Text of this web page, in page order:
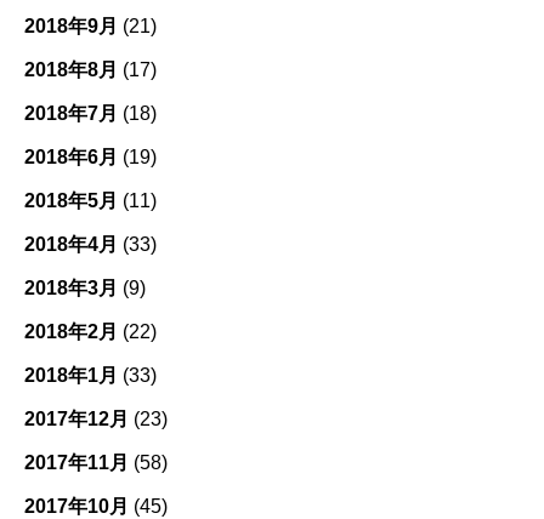
2018年9月 (21)
2018年8月 (17)
2018年7月 (18)
2018年6月 (19)
2018年5月 (11)
2018年4月 (33)
2018年3月 (9)
2018年2月 (22)
2018年1月 (33)
2017年12月 (23)
2017年11月 (58)
2017年10月 (45)